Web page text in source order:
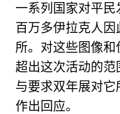
一系列国家对平
百万多伊拉克人
所。对这些图像
超出这次活动的
与要求双年展对它
作出回应。